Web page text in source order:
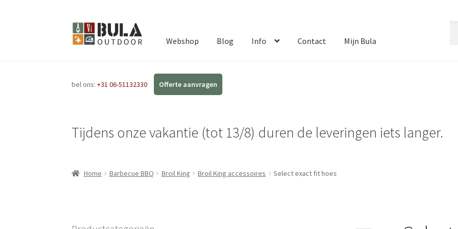
Webshop Blog Info Contact Mijn Bula
bel ons:+31 06-51132330
Tijdens onze vakantie (tot 13/8) duren de leveringen iets langer.
Home Barbecue BBQ Broil King Broil King accessoires Select exact fit hoes